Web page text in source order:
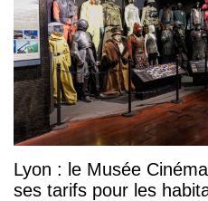
Lyon : le Musée
ses tarifs pour les